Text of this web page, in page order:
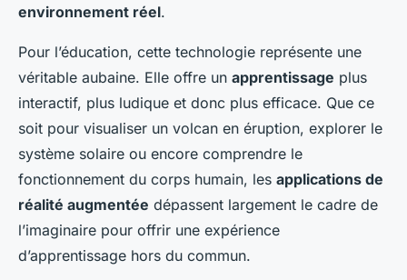
environnement réel.
Pour l’éducation, cette technologie représente une
véritable aubaine. Elle offre un apprentissage plus
interactif, plus ludique et donc plus efficace. Que ce
soit pour visualiser un volcan en éruption, explorer le
système solaire ou encore comprendre le
fonctionnement du corps humain, les applications de
réalité augmentée dépassent largement le cadre de
l’imaginaire pour offrir une expérience
d’apprentissage hors du commun.